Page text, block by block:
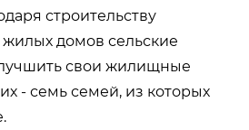
строительству
домов сельские
свои жилищные
- семь семей, из которых